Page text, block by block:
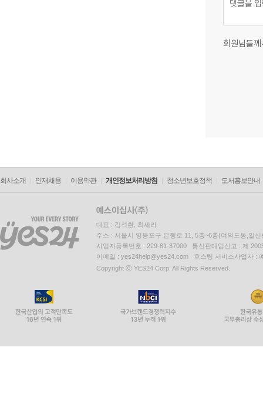
회원님들
회사소개 인재채용 이용약관 개인정보처리방침 청소년보호정책 도서홍보안내
대표 : 김석환, 최세라
주소 : 서울시 영등포구 은행로 11, 5층~6층(여의도동,일신
사업자등록번호 : 229-81-37000 통신판매업신고 : 제
이메일 : yes24help@yes24.com 호스팅 서비스사업자 :
Copyright ⓒ YES24 Corp. All Rights Reserved.